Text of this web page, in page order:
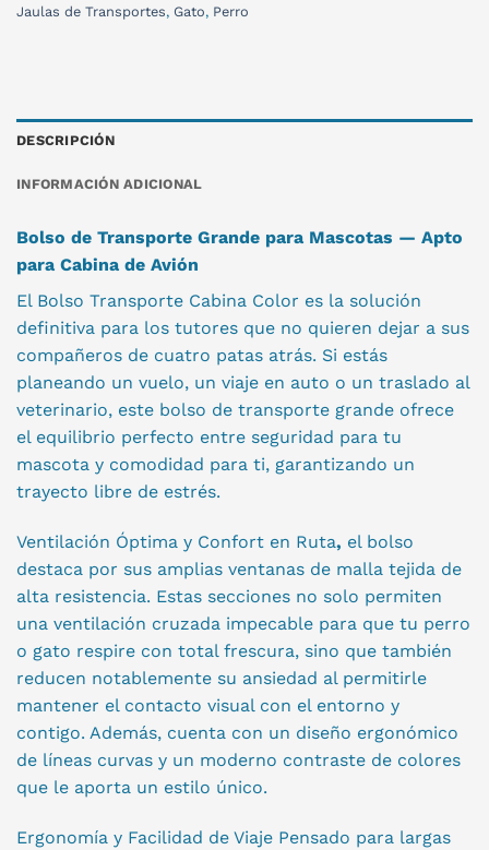
Jaulas de Transportes, Gato, Perro
DESCRIPCIÓN
INFORMACIÓN ADICIONAL
Bolso de Transporte Grande para Mascotas — Apto
para Cabina de Avión
El Bolso Transporte Cabina Color es la solución
definitiva para los tutores que no quieren dejar a sus
compañeros de cuatro patas atrás. Si estás
planeando un vuelo, un viaje en auto o un traslado al
veterinario, este bolso de transporte grande ofrece
el equilibrio perfecto entre seguridad para tu
mascota y comodidad para ti, garantizando un
trayecto libre de estrés.
Ventilación Óptima y Confort en Ruta, el bolso
destaca por sus amplias ventanas de malla tejida de
alta resistencia. Estas secciones no solo permiten
una ventilación cruzada impecable para que tu perro
o gato respire con total frescura, sino que también
reducen notablemente su ansiedad al permitirle
mantener el contacto visual con el entorno y
contigo. Además, cuenta con un diseño ergonómico
de líneas curvas y un moderno contraste de colores
que le aporta un estilo único.
Ergonomía y Facilidad de Viaje Pensado para largas